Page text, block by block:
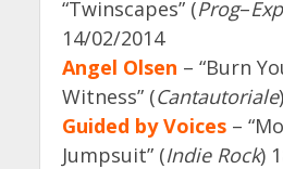
“Twinscapes” (Prog–
14/02/2014
Angel Olsen – “Burn
Witness” (Cantautoriale
Guided by Voices–
Jumpsuit” (Indie Rock)